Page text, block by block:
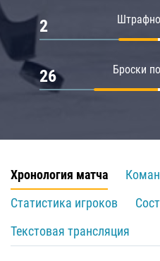
2
Броски
26
Хронология матча
Статистика игроков
Текстовая трансляция